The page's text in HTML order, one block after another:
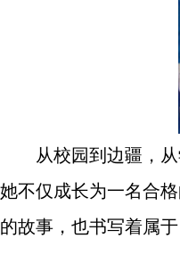
从校园到边疆，
她不仅成长为一名合
的故事，也书写着属于